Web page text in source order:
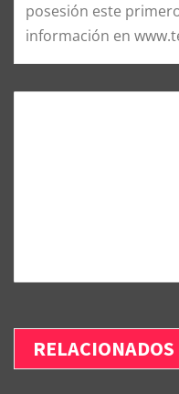
posesión este
información en
RELACIONADOS